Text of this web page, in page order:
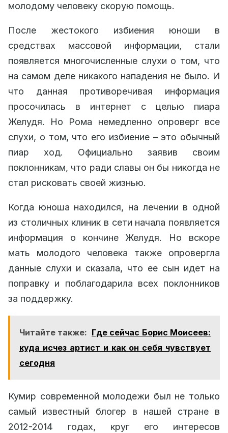
молодому человеку скорую помощь.
После жестокого избиения юноши в
средствах массовой информации, стали
появляется многочисленные слухи о том, что
на самом деле никакого нападения не было. И
что данная противоречивая информация
просочилась в интернет с целью пиара
Желудя. Но Рома немедленно опроверг все
слухи, о том, что его избиение – это обычный
пиар ход. Официально заявив своим
поклонникам, что ради славы он бы никогда не
стал рисковать своей жизнью.
Когда юноша находился, на лечении в одной
из столичных клиник в сети начала появляется
информация о кончине Желудя. Но вскоре
мать молодого человека также опровергла
данные слухи и сказала, что ее сын идет на
поправку и поблагодарила всех поклонников
за поддержку.
Читайте также: Где сейчас Борис Моисеев:
куда исчез артист и как он себя чувствует
сегодня
Кумир современной молодежи был не только
самый известный блогер в нашей стране в
2012-2014 годах, круг его интересов